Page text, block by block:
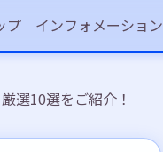
プ インフォメーション
選10選をご紹介！